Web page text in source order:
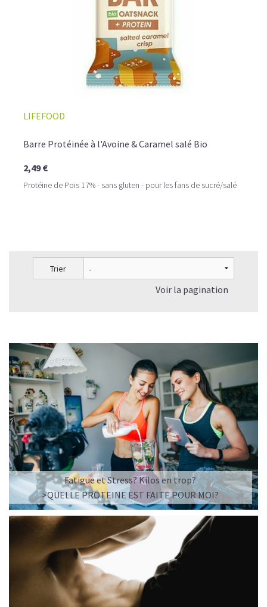
LIFEFOOD
Barre Protéinée à l'Avoine & Caramel salé Bio
2,49 €
Protéine de Pois 17% - sans gluten - pour les fans de sucré/salé
Trier
Voir la pagination
Fatigue et Stress? Kilos en trop?
>QUELLE PROTEINE EST FAITE POUR MOI?